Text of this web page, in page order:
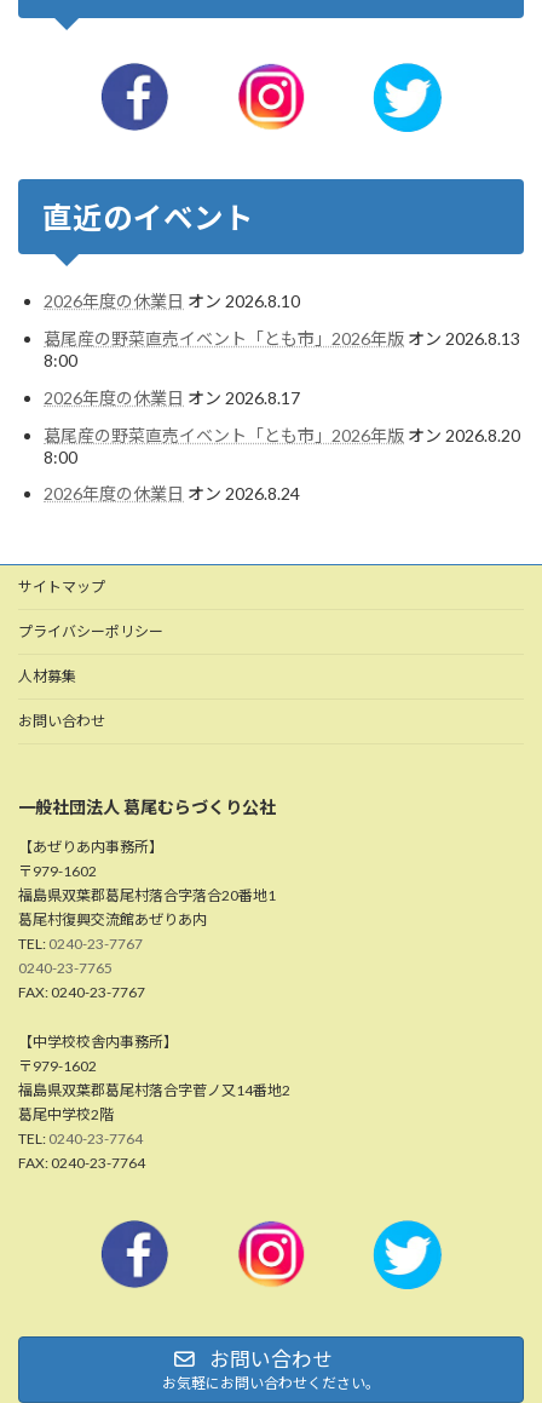
直近のイベント
2026年度の休業日 オン 2026.8.10
葛尾産の野菜直売イベント「とも市」2026年版 オン 2026.8.13
8:00
2026年度の休業日 オン 2026.8.17
葛尾産の野菜直売イベント「とも市」2026年版 オン 2026.8.20
8:00
2026年度の休業日 オン 2026.8.24
サイトマップ
プライバシーポリシー
人材募集
お問い合わせ
一般社団法人 葛尾むらづくり公社
【あぜりあ内事務所】
〒979-1602
福島県双葉郡葛尾村落合字落合20番地1
葛尾村復興交流館あぜりあ内
TEL: 0240-23-7767
0240-23-7765
FAX: 0240-23-7767
【中学校校舎内事務所】
〒979-1602
福島県双葉郡葛尾村落合字菅ノ又14番地2
葛尾中学校2階
TEL: 0240-23-7764
FAX: 0240-23-7764
お問い合わせ
お気軽にお問い合わせください。